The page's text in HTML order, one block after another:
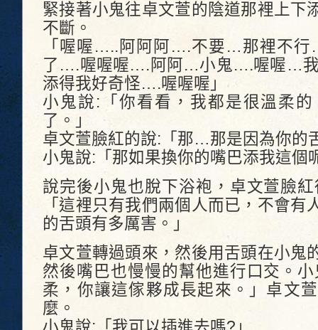
緊接著小鬼往卓文萱的陰道那裡上下
不斷。
「喔喔…..阿阿阿….不要…那裡不
了….喔喔喔….阿阿…小鬼….喔喔…
添得我好奇怪….喔喔喔」
小鬼說:「你看看，我都是很溫柔
了。」
卓文萱臉紅的說:「那…那是因為你的
小鬼說:「那如果換你的嘴巴添我這個
說完後小鬼也脫下浴袍，卓文萱臉
「這裡只有我們兩個人而已，不會有
的舌頭有多厲害。」
卓文萱轉過頭來，然後用舌頭在小鬼
然後嘴巴也慢慢的幫他進行口交。
柔，你讓這傢夥成長起來。」卓文
麼。